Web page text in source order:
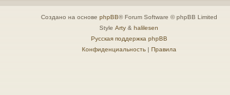
Создано на основе phpBB® Forum Software © phpBB Limited
Style Arty & halilesen
Русская поддержка phpBB
Конфиденциальность| Правила